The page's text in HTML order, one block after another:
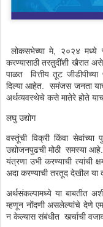
लोकसभेच्या मे, २०२४ मध्ये
करण्यासाठी तरतुदींशी खैरात
पाळत वित्तीय तूट
दिल्या आहेत. समंजस जनता याचे
अर्थव्यवस्थेचे कसे मातेरे होते
लघु उद्योग
वस्तूंची विक्री किंवा
उद्योजनपुढची मोठी समस्या
यंत्रणा उभी करण्याची त्यांची
अदा करण्याची तरतूद देखील या
अर्थसंकल्पामध्ये या बाबतीत
म्हणून नोंदणी असलेल्यांचे देणे
न केल्यास संबंधीत खर्चाची